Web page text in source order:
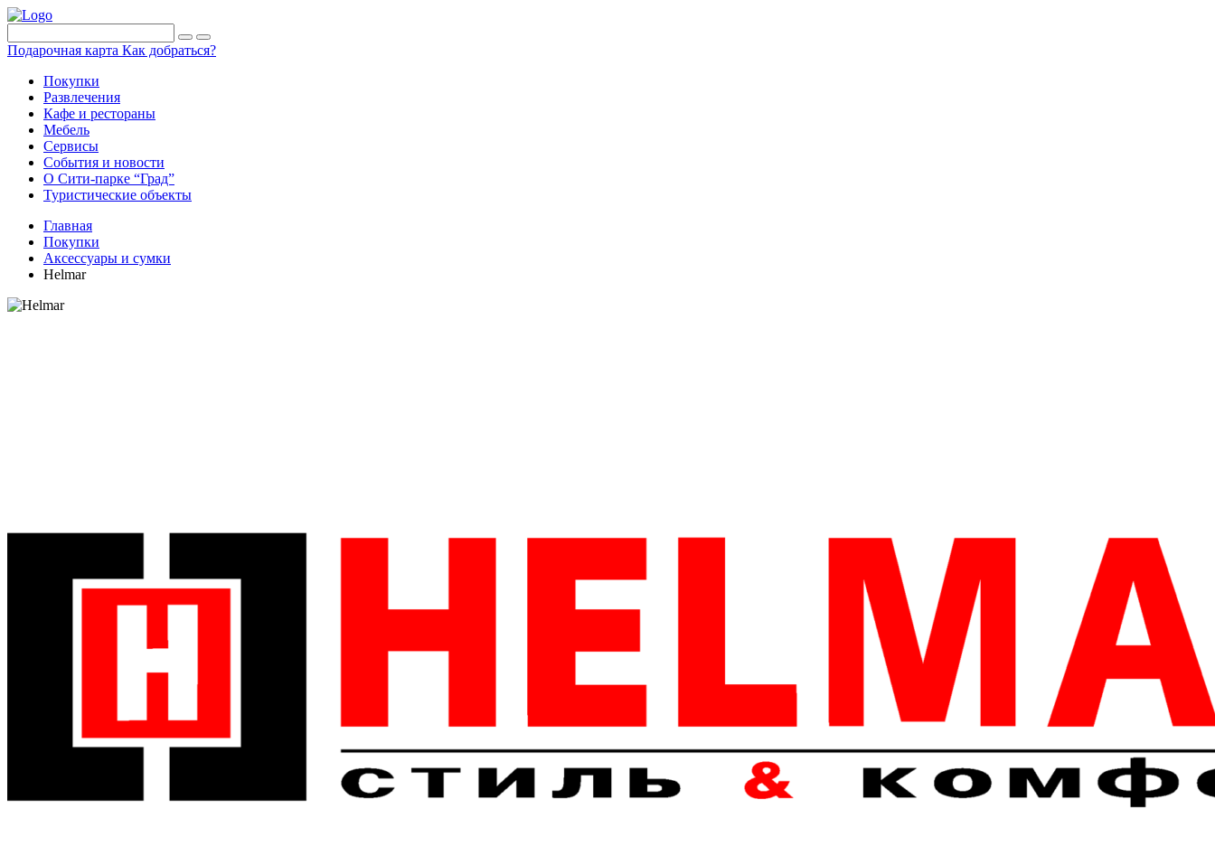
Подарочная карта Как добраться?
Покупки
Развлечения
Кафе и рестораны
Мебель
Сервисы
События и новости
О Сити-парке “Град”
Туристические объекты
Главная
Покупки
Аксессуары и сумки
Helmar